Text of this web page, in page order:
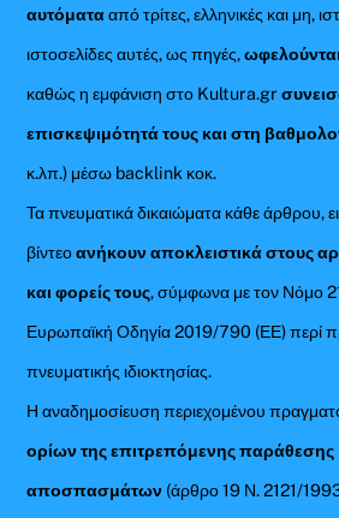
αυτόματααπό τρίτες, ελληνικές και μη,
ιστοσελίδες αυτές, ως πηγές,
καθώς η εμφάνιση στο Kultura.gr
επισκεψιμότητά τους και στη
κ.λπ.) μέσω backlink κοκ.
Τα πνευματικά δικαιώματα κάθε άρθρου,
βίντεοανήκουν αποκλειστικά στους
και φορείς τους, σύμφωνα με τον Νόμο
Ευρωπαϊκή Οδηγία 2019/790 (ΕΕ) περί
πνευματικής ιδιοκτησίας.
Η αναδημοσίευση περιεχομένου
ορίων της επιτρεπόμενης παράθεσης
αποσπασμάτων (άρθρο 19 Ν. 2121/